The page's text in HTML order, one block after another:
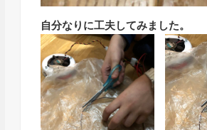
自分なりに工夫してみました。